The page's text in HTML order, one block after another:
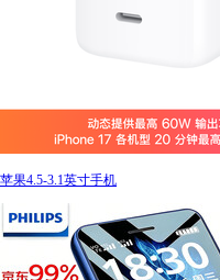
苹果4.5-3.1英寸手机